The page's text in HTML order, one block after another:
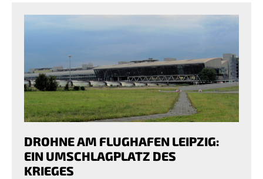
DROHNE AM FLUGHAFEN LEIPZIG:
EIN UMSCHLAGPLATZ DES
KRIEGES